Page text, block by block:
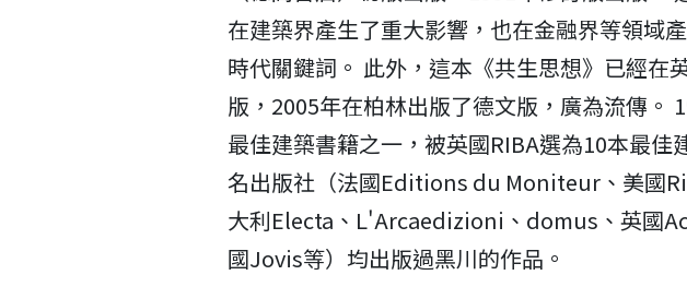
在建築界產生了重大影響，也在金融界等領域
時代關鍵詞。 此外，這本《共生思想》已經在
版，2005年在柏林出版了德文版，廣為流傳。
最佳建築書籍之一，被英國RIBA選為10本最佳
名出版社（法國Editions du Moniteur、美國
大利Electa、L'Arcaedizioni、domus、英國
國Jovis等）均出版過黑川的作品。